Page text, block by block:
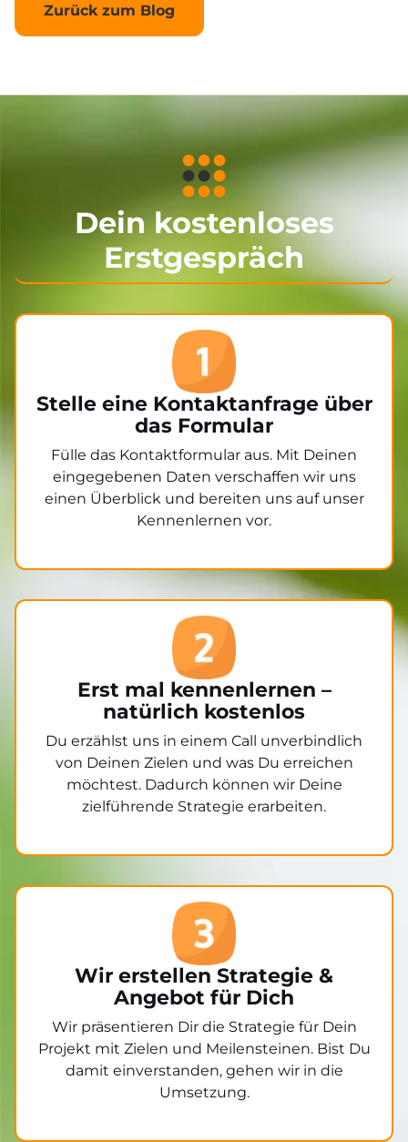
Zurück zum Blog
Dein kostenloses
Erstgespräch
Stelle eine Kontaktanfrage über
das Formular
Fülle das Kontaktformular aus. Mit Deinen
eingegebenen Daten verschaffen wir uns
einen Überblick und bereiten uns auf unser
Kennenlernen vor.
Erst mal kennenlernen –
natürlich kostenlos
Du erzählst uns in einem Call unverbindlich
von Deinen Zielen und was Du erreichen
möchtest. Dadurch können wir Deine
zielführende Strategie erarbeiten.
Wir erstellen Strategie &
Angebot für Dich
Wir präsentieren Dir die Strategie für Dein
Projekt mit Zielen und Meilensteinen. Bist Du
damit einverstanden, gehen wir in die
Umsetzung.